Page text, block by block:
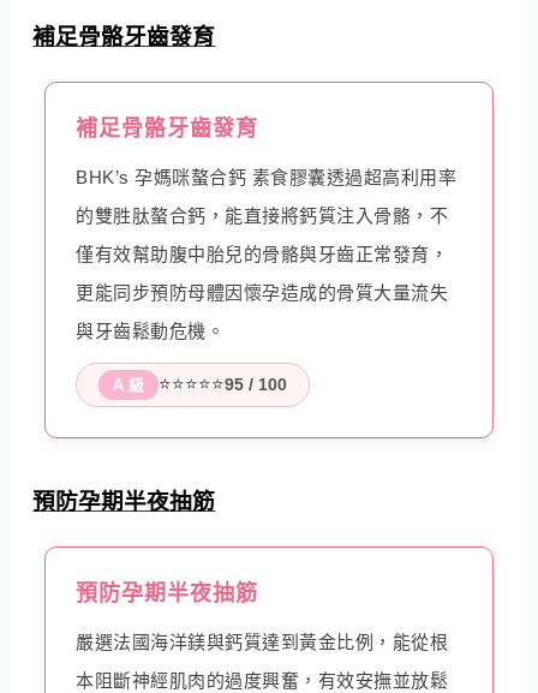
補足骨骼牙齒發育
補足骨骼牙齒發育
BHK’s 孕媽咪螯合鈣 素食膠囊透過超高利用率
的雙胜肽螯合鈣，能直接將鈣質注入骨骼，不
僅有效幫助腹中胎兒的骨骼與牙齒正常發育，
更能同步預防母體因懷孕造成的骨質大量流失
與牙齒鬆動危機。
A 級 ⭐⭐⭐⭐⭐95 / 100
預防孕期半夜抽筋
預防孕期半夜抽筋
嚴選法國海洋鎂與鈣質達到黃金比例，能從根
本阻斷神經肌肉的過度興奮，有效安撫並放鬆